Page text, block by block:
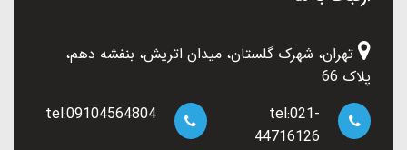
تهران، شهرک گلستان، میدان اتریش، بنفشه دهم،
پلاک 66
tel:021-
44716126
tel:09104564804